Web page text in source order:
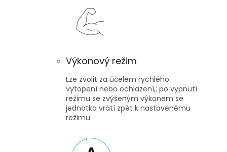
Výkonový režim
Lze zvolit za účelem rychlého
vytopení nebo ochlazení,; po vypnutí
režimu se zvýšeným výkonem se
jednotka vrátí zpět k nastavenému
režimu.